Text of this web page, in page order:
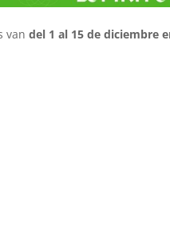
van del 1 al 15 de diciembre